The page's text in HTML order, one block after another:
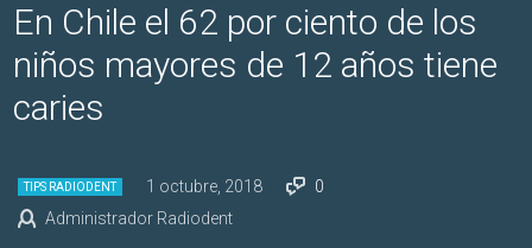
En Chile el 62 por ciento de los
niños mayores de 12 años tiene
caries
TIPS RADIODENT 1 octubre, 2018
0
Administrador Radiodent